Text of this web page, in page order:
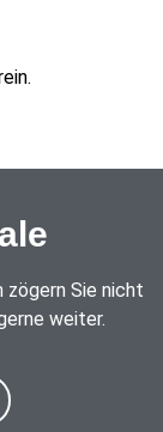
zögern Sie nicht
weiter.